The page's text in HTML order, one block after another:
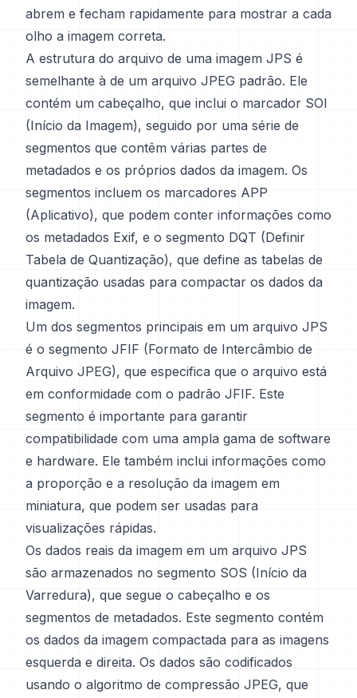
abrem e fecham rapidamente para mostrar a cada
olho a imagem correta.
A estrutura do arquivo de uma imagem JPS é
semelhante à de um arquivo JPEG padrão. Ele
contém um cabeçalho, que inclui o marcador SOI
(Início da Imagem), seguido por uma série de
segmentos que contêm várias partes de
metadados e os próprios dados da imagem. Os
segmentos incluem os marcadores APP
(Aplicativo), que podem conter informações como
os metadados Exif, e o segmento DQT (Definir
Tabela de Quantização), que define as tabelas de
quantização usadas para compactar os dados da
imagem.
Um dos segmentos principais em um arquivo JPS
é o segmento JFIF (Formato de Intercâmbio de
Arquivo JPEG), que especifica que o arquivo está
em conformidade com o padrão JFIF. Este
segmento é importante para garantir
compatibilidade com uma ampla gama de software
e hardware. Ele também inclui informações como
a proporção e a resolução da imagem em
miniatura, que podem ser usadas para
visualizações rápidas.
Os dados reais da imagem em um arquivo JPS
são armazenados no segmento SOS (Início da
Varredura), que segue o cabeçalho e os
segmentos de metadados. Este segmento contém
os dados da imagem compactada para as imagens
esquerda e direita. Os dados são codificados
usando o algoritmo de compressão JPEG, que